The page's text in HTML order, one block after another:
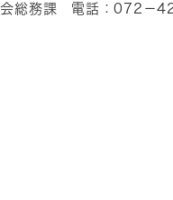
総務課 電話：072－